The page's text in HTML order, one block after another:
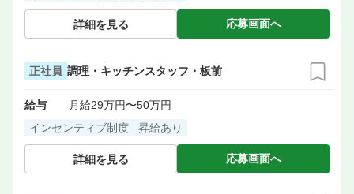
詳細を見る 応募画面へ
正社員 調理・キッチンスタッフ・板前
給与
月給29万円〜50万円
インセンティブ制度
昇給あり
詳細を見る 応募画面へ